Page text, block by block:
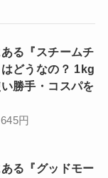
る『スチームチ
どうなの？ 1kg
勝手・コスパを
645円
る『グッドモー